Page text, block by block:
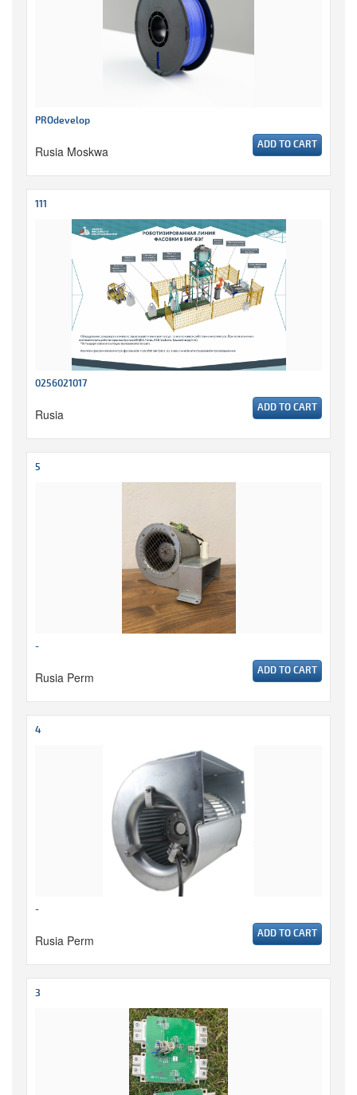
PROdevelop
Rusia Moskwa ADD TO CART
111
0256021017
Rusia ADD TO CART
5
-
Rusia Perm ADD TO CART
4
-
Rusia Perm ADD TO CART
3